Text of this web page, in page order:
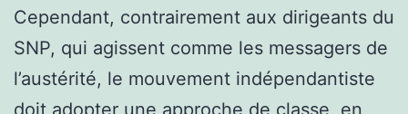
Cependant, contrairement aux dirigeants du
SNP, qui agissent comme les messagers de
l’austérité, le mouvement indépendantiste